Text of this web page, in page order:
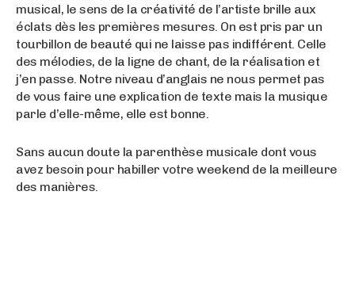
musical, le sens de la créativité de l’artiste brille aux
éclats dès les premières mesures. On est pris par un
tourbillon de beauté qui ne laisse pas indifférent. Celle
des mélodies, de la ligne de chant, de la réalisation et
j’en passe. Notre niveau d’anglais ne nous permet pas
de vous faire une explication de texte mais la musique
parle d’elle-même, elle est bonne.
Sans aucun doute la parenthèse musicale dont vous
avez besoin pour habiller votre weekend de la meilleure
des manières.